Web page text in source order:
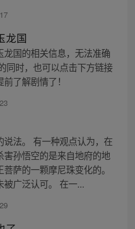
龙国
国的相关信息，无法准确
同时，也可以点击下方链接
了解剧情了！
法。 有一种观点认为，在
害孙悟空的是来自地府的地
萨的一颗摩尼珠变化的。
广泛认可。 在一...